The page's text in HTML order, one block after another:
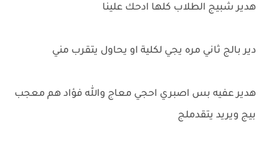
هدير شبيج الطلاب كلها ادحك علينا
دير بالج ثاني مره يجي لكلية او يحاول يتقرب مني
هدير عفيه بس اصبري احجي معاج والله فؤاد هم معجب
بيج ويريد يتقدملج